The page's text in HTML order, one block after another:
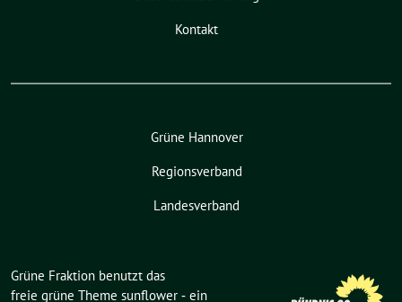
Kontakt
Grüne Hannover
Regionsverband
Landesverband
Grüne Fraktion benutzt das
freie grüne Theme sunflower ‐ ein